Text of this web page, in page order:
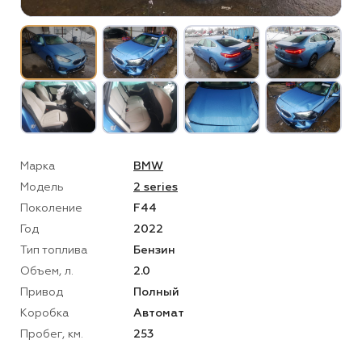
Марка
BMW
Модель
2 series
Поколение
F44
Год
2022
Тип топлива
Бензин
Объем, л.
2.0
Привод
Полный
Коробка
Автомат
Пробег, км.
253